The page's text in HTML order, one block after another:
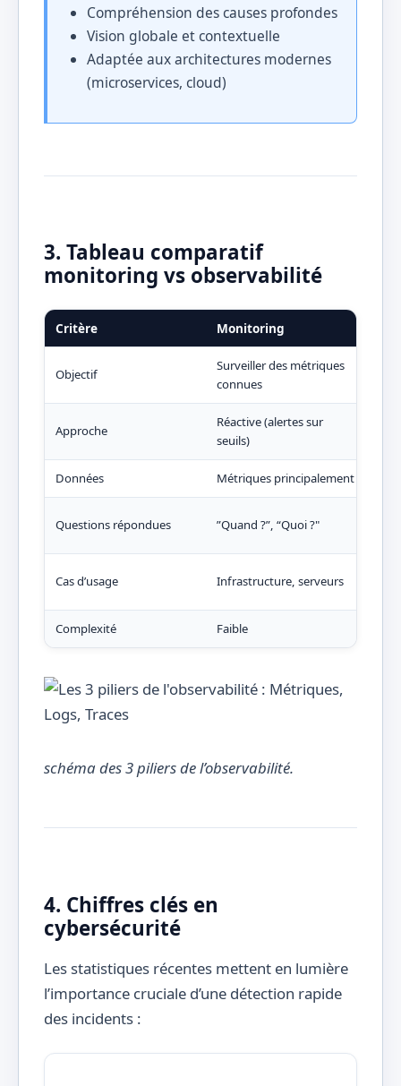
Compréhension des causes profondes
Vision globale et contextuelle
Adaptée aux architectures modernes
(microservices, cloud)
3. Tableau comparatif
monitoring vs observabilité
Critère Monitoring
Objectif
Surveiller des métriques
connues
Approche
Réactive (alertes sur
seuils)
Données Métriques principalement
Questions répondues ”Quand ?”, “Quoi ?"
Cas d’usage Infrastructure, serveurs
Complexité Faible
schéma des 3 piliers de l’observabilité.
4. Chiffres clés en
cybersécurité
Les statistiques récentes mettent en lumière
l’importance cruciale d’une détection rapide
des incidents :